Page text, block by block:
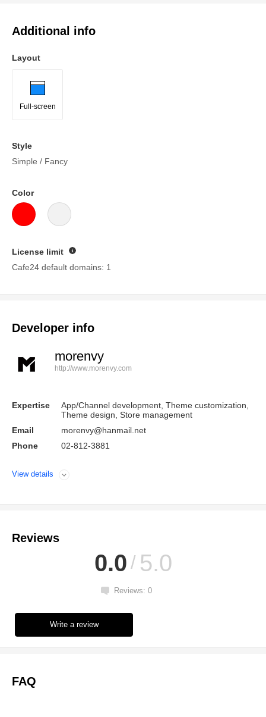
Additional info
Layout
Full-screen
Style
Simple / Fancy
Color
License limit
Cafe24 default domains: 1
Developer info
morenvy
http://www.morenvy.com
View details
Expertise
App/Channel development, Theme customization,
Theme design, Store management
Email
morenvy@hanmail.net
Phone
02-812-3881
Reviews
0.0 5.0
Reviews: 0
Write a review
FAQ